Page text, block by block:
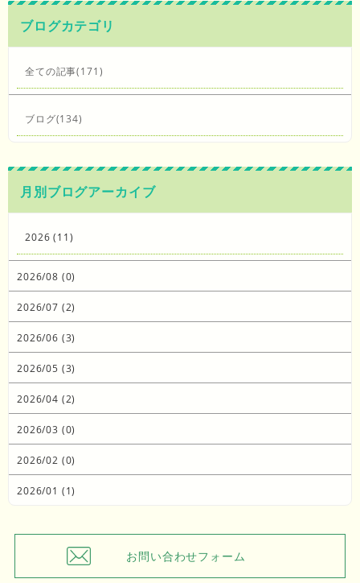
ブログカテゴリ
全ての記事(171)
ブログ(134)
月別ブログアーカイブ
2026 (11)
2026/08 (0)
2026/07 (2)
2026/06 (3)
2026/05 (3)
2026/04 (2)
2026/03 (0)
2026/02 (0)
2026/01 (1)
お問い合わせフォーム